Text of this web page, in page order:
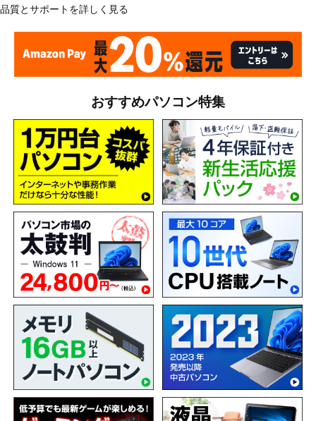
品質とサポートを詳しく見る
おすすめパソコン特集